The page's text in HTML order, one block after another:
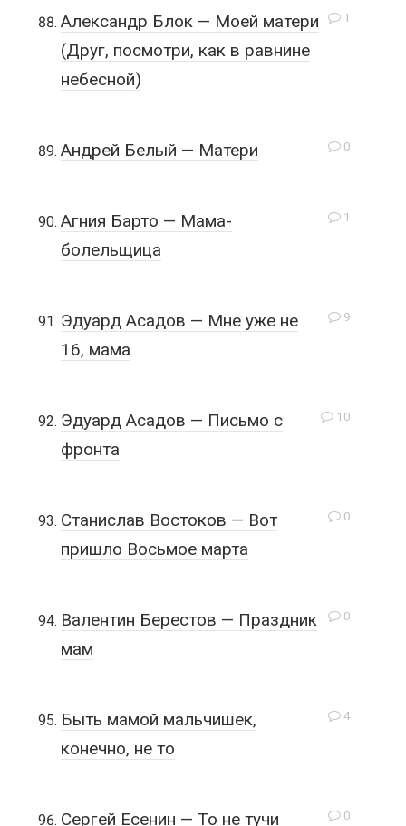
1
Александр Блок — Моей матери
(Друг, посмотри, как в равнине
небесной)
0
Андрей Белый — Матери
1
Агния Барто — Мама-
болельщица
9
Эдуард Асадов — Мне уже не
16, мама
10
Эдуард Асадов — Письмо с
фронта
0
Станислав Востоков — Вот
пришло Восьмое марта
0
Валентин Берестов — Праздник
мам
4
Быть мамой мальчишек,
конечно, не то
0
Сергей Есенин — То не тучи